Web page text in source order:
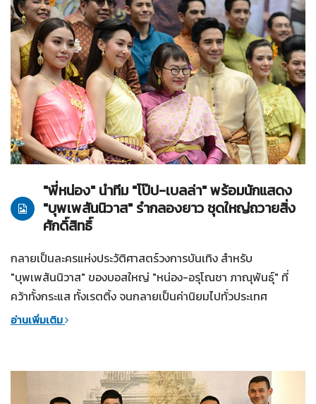
02-04-2561 บุพเพสันนิวาส
"พี่หน่อง" นำทีม "โป๊ป-เบลล่า" พร้อมนักแสดง
"บุพเพสันนิวาส" รำกลองยาว ชุดใหญ่ถวายสิ่ง
ศักดิ์สิทธิ์
กลายเป็นละครแห่งประวัติศาสตร์วงการบันเทิง สำหรับ
"บุพเพสันนิวาส" ของบอสใหญ่ "หน่อง-อรุโณชา ภาณุพันธุ์" ที่
คว้าทั้งกระแส ทั้งเรตติ้ง จนกลายเป็นค่านิยมไปทั่วประเทศ
อ่านเพิ่มเติม